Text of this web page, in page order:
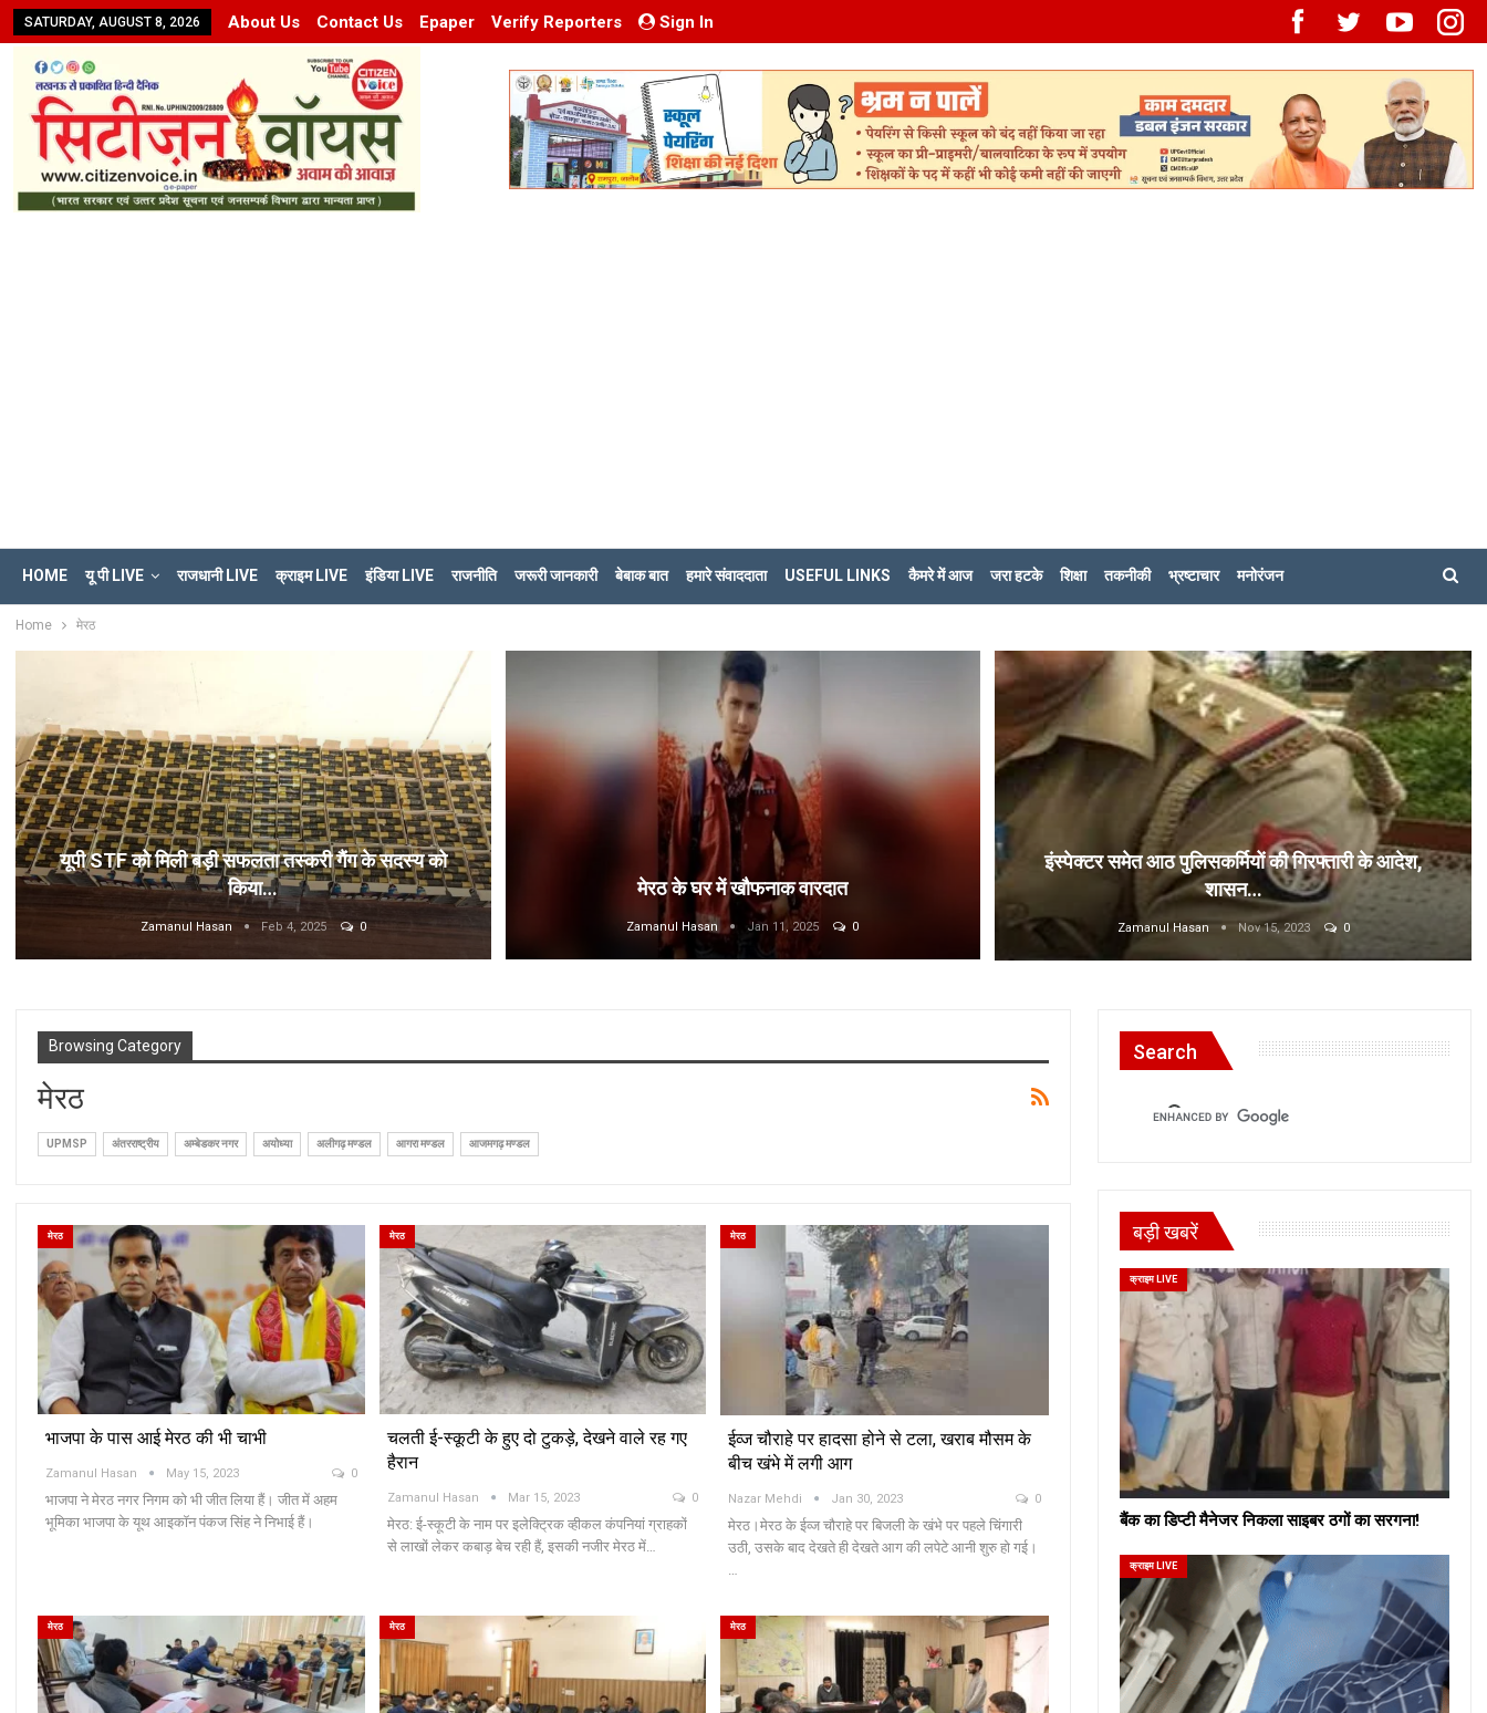
SATURDAY, AUGUST 8, 2026 About Us Contact Us Epaper Verify Reporters Sign In
HOME यू पी LIVE राजधानी LIVE क्राइम LIVE इंडिया LIVE राजनीति जरूरी जानकारी बेबाक बात हमारे संवाददाता USEFUL LINKS कैमरे में आज जरा हटके शिक्षा तकनीकी भ्रष्टाचार मनोरंजन
Home मेरठ
यूपी STF को मिली बड़ी सफलता तस्करी गैंग के सदस्य को
किया…
Zamanul Hasan Feb 4, 2025 0
मेरठ के घर में खौफनाक वारदात
Zamanul Hasan Jan 11, 2025 0
इंस्पेक्टर समेत आठ पुलिसकर्मियों की गिरफ्तारी के आदेश,
शासन…
Zamanul Hasan Nov 15, 2023 0
Browsing Category
मेरठ
UPMSP अंतरराष्ट्रीय अम्बेडकर नगर अयोध्या अलीगढ़ मण्डल आगरा मण्डल आजमगढ़ मण्डल
मेरठ
भाजपा के पास आई मेरठ की भी चाभी
Zamanul Hasan May 15, 2023 0
भाजपा ने मेरठ नगर निगम को भी जीत लिया हैं। जीत में अहम
भूमिका भाजपा के यूथ आइकॉन पंकज सिंह ने निभाई हैं।
मेरठ
चलती ई-स्कूटी के हुए दो टुकड़े, देखने वाले रह गए
हैरान
Zamanul Hasan Mar 15, 2023 0
मेरठ: ई-स्कूटी के नाम पर इलेक्ट्रिक व्हीकल कंपनियां ग्राहकों
से लाखों लेकर कबाड़ बेच रही हैं, इसकी नजीर मेरठ में…
मेरठ
ईव्ज चौराहे पर हादसा होने से टला, खराब मौसम के
बीच खंभे में लगी आग
Nazar Mehdi Jan 30, 2023 0
मेरठ।मेरठ के ईव्ज चौराहे पर बिजली के खंभे पर पहले चिंगारी
उठी, उसके बाद देखते ही देखते आग की लपेटे आनी शुरु हो गई।
मेरठ मेरठ मेरठ
Search
बड़ी खबरें
क्राइम LIVE
बैंक का डिप्टी मैनेजर निकला साइबर ठगों का सरगना!
क्राइम LIVE